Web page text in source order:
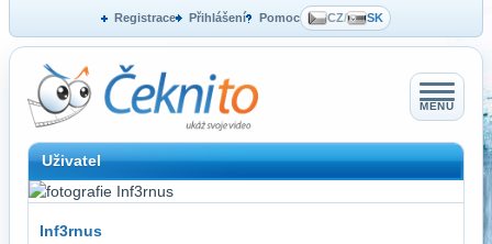
Registrace Přihlášení Pomoc CZ/ SK
MENU
Uživatel
Inf3rnus